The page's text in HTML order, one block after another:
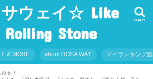
サウェイ☆ Like
Rolling Stone
search
& MORE about DOSA WAY マイランキング
ねる